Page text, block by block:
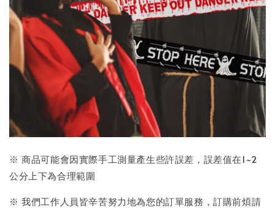
※ 商品可能會因實際手工測量產生些許誤差，誤差值在1~2
公分上下為合理範圍
※ 我們工作人員皆辛苦努力地為您的訂單服務，訂購前煩請